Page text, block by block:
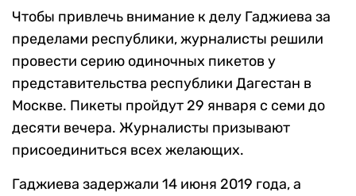
Чтобы привлечь внимание к делу Гаджиева за
пределами республики, журналисты решили
провести серию одиночных пикетов у
представительства республики Дагестан в
Москве. Пикеты пройдут 29 января с семи до
десяти вечера. Журналисты призывают
присоединиться всех желающих.
Гаджиева задержали 14 июня 2019 года, а